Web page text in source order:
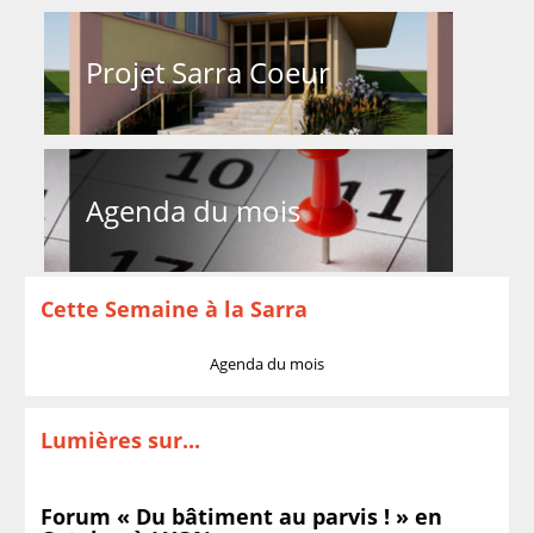
Projet Sarra Coeur
Agenda du mois
Cette Semaine à la Sarra
Agenda du mois
Lumières sur...
Forum « Du bâtiment au parvis ! » en